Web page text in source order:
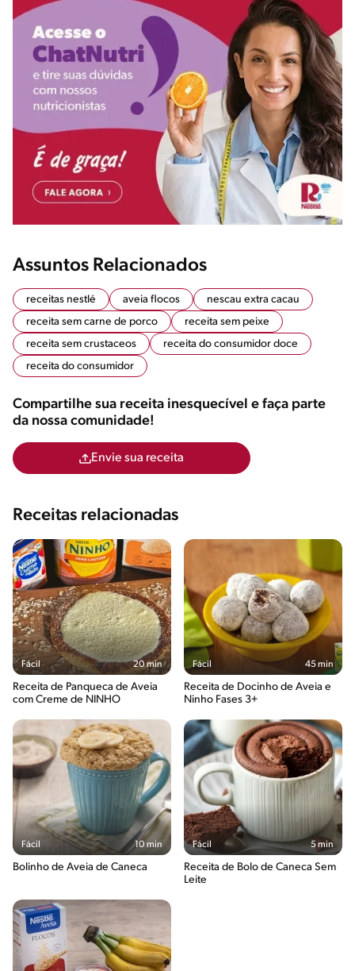
Assuntos Relacionados
receitas nestlé aveia flocos
nescau extra cacau
receita sem carne de porco
receita sem peixe
receita sem crustaceos
receita do consumidor doce
receita do consumidor
Compartilhe sua receita inesquecível e faça parte
da nossa comunidade!
Envie sua receita
Receitas relacionadas
Fácil 20 min
Receita de Panqueca de Aveia
com Creme de NINHO
Fácil 45 min
Receita de Docinho de Aveia e
Ninho Fases 3+
Fácil 10 min
Bolinho de Aveia de Caneca
Fácil 5 min
Receita de Bolo de Caneca Sem
Leite